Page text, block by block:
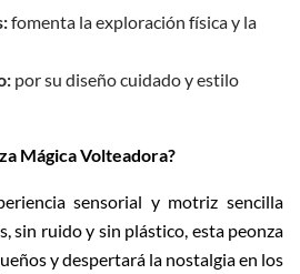
fomenta la exploración física y la
por su diseño cuidado y estilo
Mágica Volteadora?
sensorial y motriz sencilla
sin ruido y sin plástico, esta peonza
y despertará la nostalgia en los